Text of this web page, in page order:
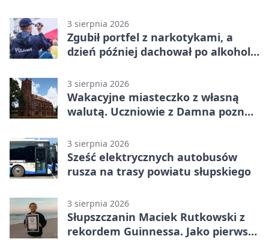
3 sierpnia 2026
Zgubił portfel z narkotykami, a
dzień później dachował po alkoholu
3 sierpnia 2026
Wakacyjne miasteczko z własną
walutą. Uczniowie z Damna poznali
3 sierpnia 2026
Sześć elektrycznych autobusów
rusza na trasy powiatu słupskiego
3 sierpnia 2026
Słupszczanin Maciek Rutkowski z
rekordem Guinnessa. Jako pierwszy